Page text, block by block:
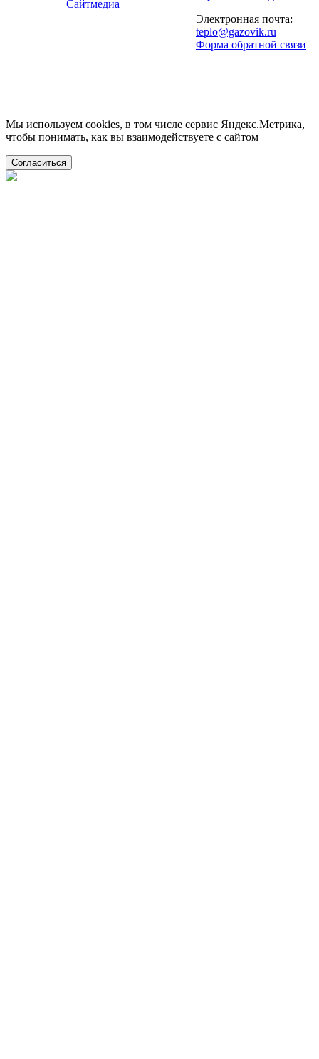
Сайтмедиа
Электронная почта:
teplo@gazovik.ru
Форма обратной связи
Мы используем cookies, в том числе сервис Яндекс.Метрика,
чтобы понимать, как вы взаимодействуете с сайтом
Согласиться